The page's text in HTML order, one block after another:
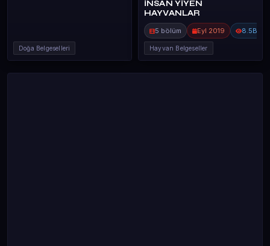
Doğa Belgeselleri
İNSAN YİYEN
HAYVANLAR
5 bölüm Eyl 2019 8.5B
Hayvan Belgeseller